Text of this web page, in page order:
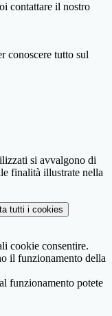
contattare il nostro
conoscere tutto sul
si avvalgono di
finalità illustrate nella
tutti i cookies
cookie consentire.
il funzionamento della
funzionamento potete